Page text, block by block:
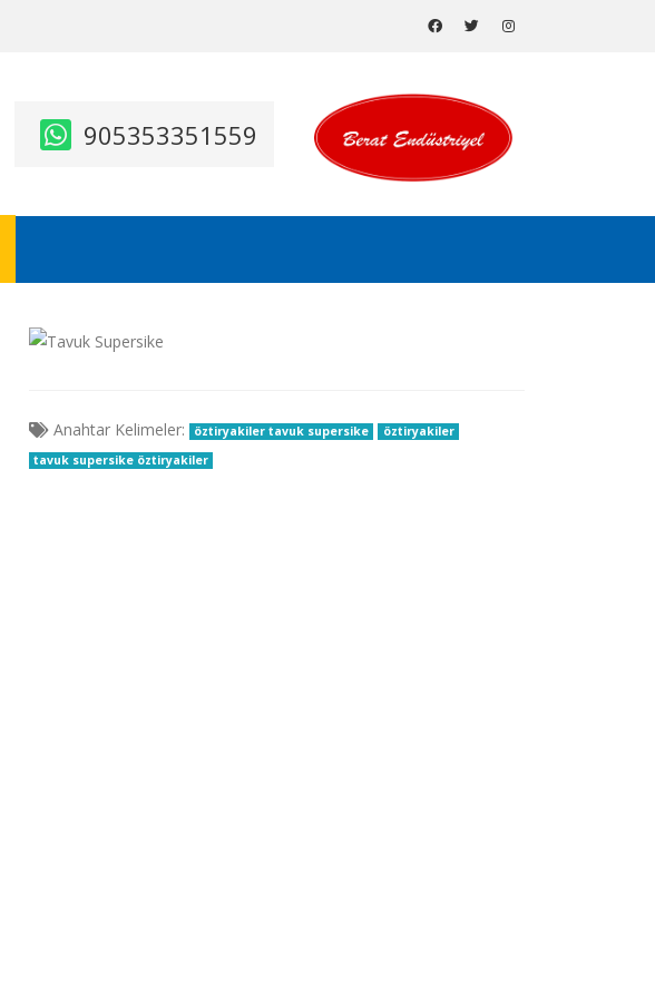
905353351559
Anahtar Kelimeler: öztiryakiler tavuk supersike
öztiryakiler
tavuk supersike öztiryakiler